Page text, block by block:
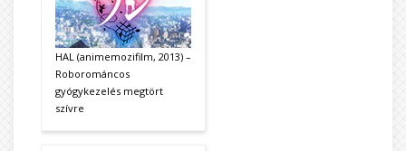
HAL (animemozifilm, 2013) –
Roborománcos
gyógykezelés megtört
szívre